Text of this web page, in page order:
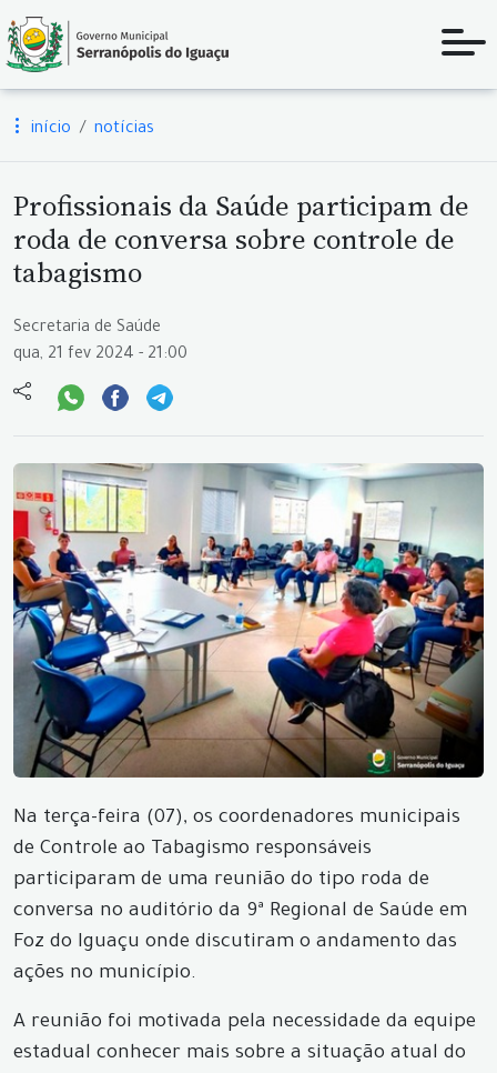
início notícias
Profissionais da Saúde participam de
roda de conversa sobre controle de
tabagismo
Secretaria de Saúde
qua, 21 fev 2024 - 21:00
Na terça-feira (07), os coordenadores municipais
de Controle ao Tabagismo responsáveis
participaram de uma reunião do tipo roda de
conversa no auditório da 9ª Regional de Saúde em
Foz do Iguaçu onde discutiram o andamento das
ações no município.
A reunião foi motivada pela necessidade da equipe
estadual conhecer mais sobre a situação atual do